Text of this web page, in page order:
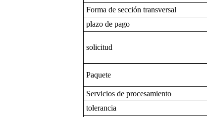
Forma de sección transversal
plazo de pago
solicitud
Paquete
Servicios de procesamiento
tolerancia